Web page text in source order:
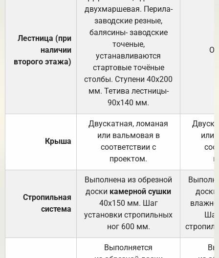
Лестница (при
наличии
второго этажа)
двухмаршевая. Перила-
заводские резные,
балясины- заводские
точеные,
устанавливаются
стартовые точёные
столбы. Ступени 40х200
мм. Тетива лестницы-
90х140 мм.
Крыша
Двускатная, ломаная
или вальмовая в
соответствии с
проектом.
или
Стропильная
система
Выполнена из обрезной
доски камерной сушки
40х150 мм. Шаг
установки стропильных
ног 600 мм.
доски
Выполняется